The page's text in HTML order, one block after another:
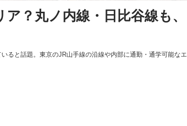
？丸ノ内線・日比谷線も、
ると話題。東京のJR山手線の沿線や内部に通勤・通学可能なエ